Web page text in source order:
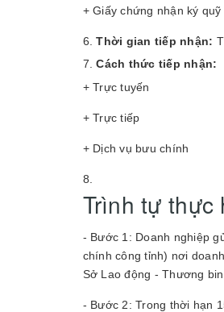
+ Giấy chứng nhận ký
Thời gian tiếp nhận:
Cách thức tiếp nhận:
+ Trực tuyến
+ Trực tiếp
+ Dịch vụ bưu chính
Trình tự thực
- Bước 1: Doanh nghiệp
chính công tỉnh) nơi
Sở Lao động - Thương
- Bước 2: Trong thời hạn